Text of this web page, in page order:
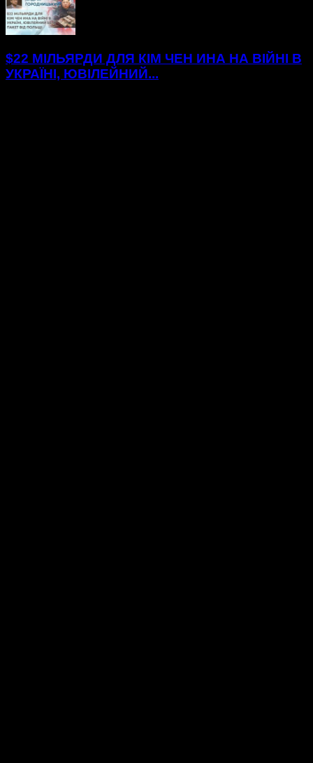
$22 МІЛЬЯРДИ ДЛЯ КІМ ЧЕН ИНА НА ВІЙНІ В
УКРАЇНІ, ЮВІЛЕЙНИЙ...